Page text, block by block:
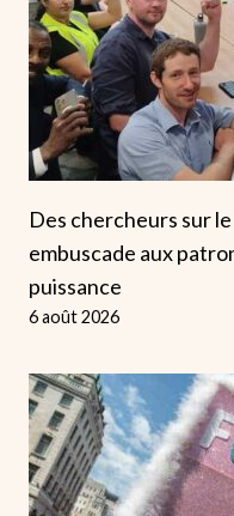
Des chercheurs sur
embuscade aux
puissance
6 août 2026